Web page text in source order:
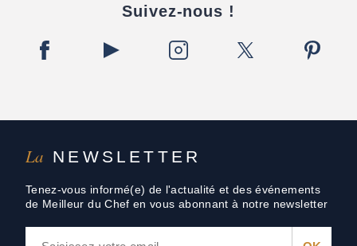
La NEWSLETTER
Tenez-vous informé(e) de l'actualité et des événements
de Meilleur du Chef en vous abonnant à notre newsletter
Suivez-nous !